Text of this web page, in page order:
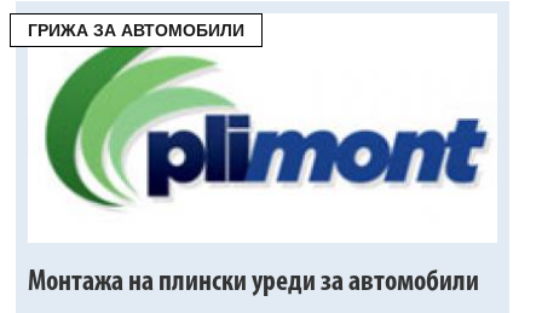
ГРИЖА ЗА АВТОМОБИЛИ
Монтажа на плински уреди за автомобили